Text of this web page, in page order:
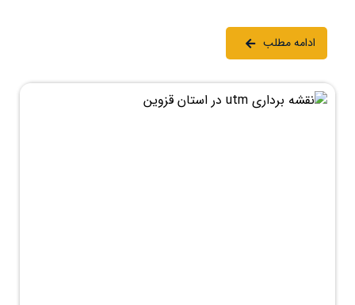
ادامه مطلب